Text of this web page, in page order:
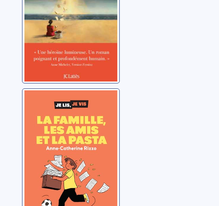
La famille, les
amis et la pasta
Rizzo, Anne-Catherine